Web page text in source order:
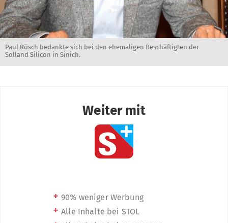
Paul Rösch bedankte sich bei den ehemaligen Beschäftigten der
Solland Silicon in Sinich.